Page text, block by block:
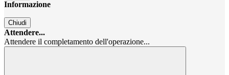
Informazione
Chiudi
Attendere...
Attendere il completamento dell'operazione...